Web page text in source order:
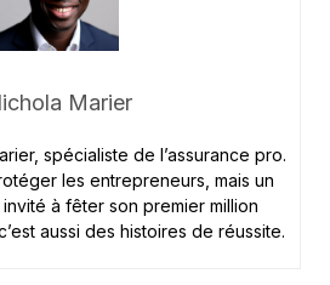
Marier
spécialiste de l’assurance pro.
les entrepreneurs, mais un
invité à fêter son premier million
aussi des histoires de réussite.